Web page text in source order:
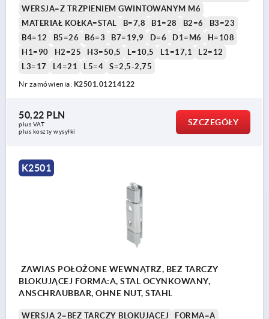
WERSJA=Z TRZPIENIEM GWINTOWANYM M6
MATERIAŁ KOŁKA=STAL
B=7,8 B1=28 B2=6
B3=23
B4=12
B5=26 B6=3 B7=19,9 D=6 D1=M6
H=108
H1=90
H2=25 H3=50,5 L=10,5 L1=17,1
L2=12
L3=17
L4=21 L5=4 S=2,5-2,75
Nr zamówienia: K2501.01214122
50,22 PLN
plus VAT
plus koszty wysyłki
SZCZEGÓŁY
K2501
ZAWIAS POŁOŻONE WEWNĄTRZ, BEZ TARCZY
BLOKUJĄCEJ FORMA:A, STAL OCYNKOWANY,
ANSCHRAUBBAR, OHNE NUT, STAHL
WERSJA 2=BEZ TARCZY BLOKUJĄCEJ
FORMA=A